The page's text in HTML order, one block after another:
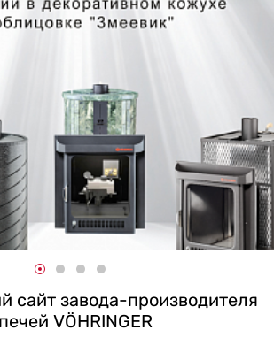
сайт завода-производителя
печей VÖHRINGER